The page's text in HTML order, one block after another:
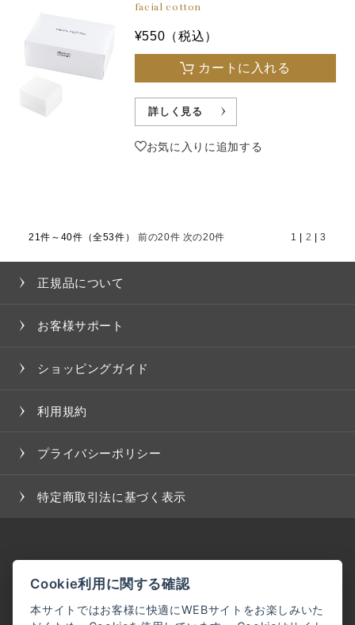
facial cotton
¥550（税込）
カートに入れる
詳しく見る
お気に入りに追加する
21件～40件（全53件） 前の20件 次の20件 1 2 |3
正規品について
お客様サポート
ショッピングガイド
利用規約
プライバシーポリシー
特定商取引法に基づく表示
Cookie利用に関する確認
本サイトではお客様に快適にWEBサイトをお楽しみいた